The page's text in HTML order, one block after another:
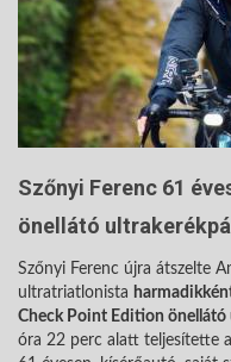
Szőnyi Ferenc 61
önellátó
Szőnyi Ferenc újra átszelte
ultratriatlonista
Check Point Edition önellátó
óra 22 perc alatt teljesítette